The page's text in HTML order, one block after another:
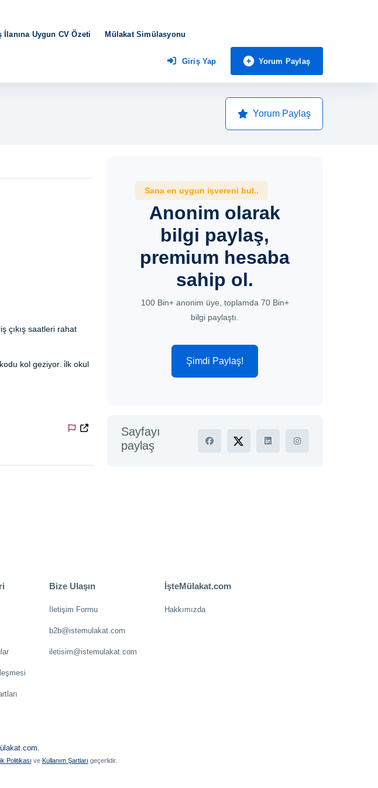
İlanına Uygun CV Özeti Mülakat Simülasyonu
Giriş Yap Yorum Paylaş
Yorum Paylaş
çıkış saatleri rahat
kol geziyor. i̇lk okul
Sana en uygun işvereni bul..
Anonim olarak
bilgi paylaş,
premium hesaba
sahip ol.
100 Bin+ anonim üye, toplamda 70 Bin+
bilgi paylaştı.
Şimdi Paylaş!
Sayfayı
paylaş
Bize Ulaşın
İletişim Formu
b2b@istemulakat.com
iletisim@istemulakat.com
İşteMülakat.com
Hakkımızda
Politikası ve Kullanım Şartları geçerlidir.